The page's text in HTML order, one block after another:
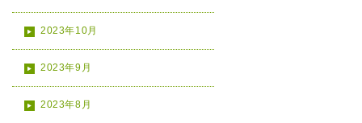
2023年10月
2023年9月
2023年8月